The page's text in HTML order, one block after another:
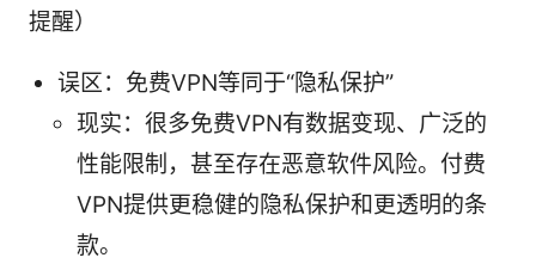
提醒）
误区：免费VPN等同于“隐私保护”
现实：很多免费VPN有数据变现、广泛的
性能限制，甚至存在恶意软件风险。付费
VPN提供更稳健的隐私保护和更透明的条
款。